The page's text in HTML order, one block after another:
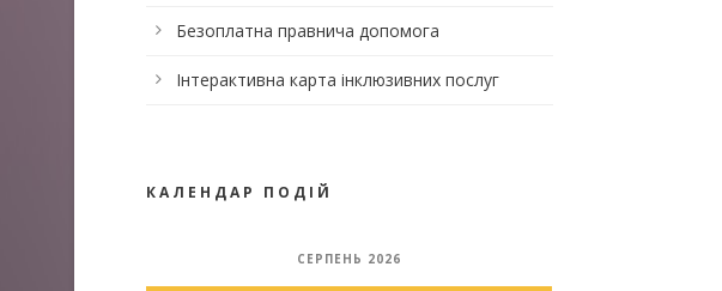
Безоплатна правнича допомога
Інтерактивна карта інклюзивних послуг
КАЛЕНДАР ПОДІЙ
СЕРПЕНЬ 2026